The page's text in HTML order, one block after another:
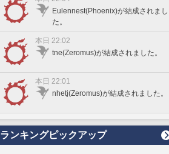
Eulennest(Phoenix)が結成されまし
た。
本日 22:02
tne(Zeromus)が結成されました。
本日 22:01
nhetj(Zeromus)が結成されました。
ランキングピックアップ